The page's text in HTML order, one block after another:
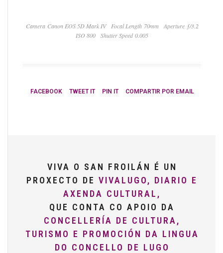
Camera Canon EOS 5D Mark IV Focal Length 70mm
Aperture ƒ/3.2
ISO 800
Shutter Speed 0.005
FACEBOOK TWEET IT PIN IT COMPARTIR POR EMAIL
VIVA O SAN FROILÁN É UN
PROXECTO DE VIVALUGO, DIARIO E
AXENDA CULTURAL,
QUE CONTA CO APOIO DA
CONCELLERÍA DE CULTURA,
TURISMO E PROMOCIÓN DA LINGUA
DO CONCELLO DE LUGO